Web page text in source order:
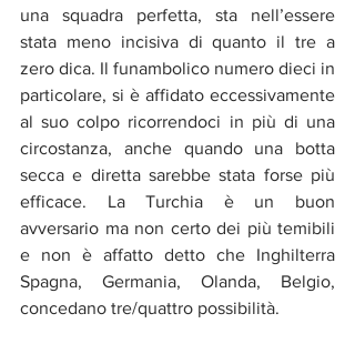
una squadra perfetta, sta nell’essere
stata meno incisiva di quanto il tre a
zero dica. Il funambolico numero dieci in
particolare, si è affidato eccessivamente
al suo colpo ricorrendoci in più di una
circostanza, anche quando una botta
secca e diretta sarebbe stata forse più
efficace. La Turchia è un buon
avversario ma non certo dei più temibili
e non è affatto detto che Inghilterra
Spagna, Germania, Olanda, Belgio,
concedano tre/quattro possibilità.